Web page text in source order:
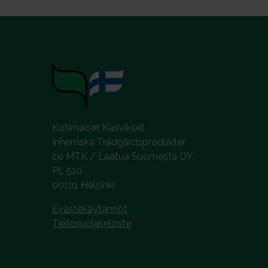
l
Kotimaiset Kasvikset
Inhemska Trädgårdsprodukter
co MTK / Laatua Suomesta OY
PL 510
00101 Helsinki
Evästekäytännöt
Tietosuojaseloste